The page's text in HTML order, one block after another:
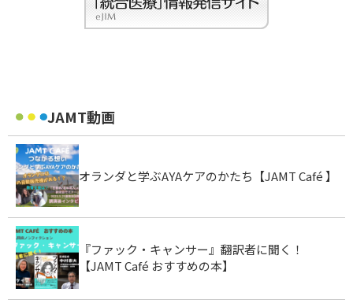
JAMT動画
オランダと学ぶAYAケアのかたち【JAMT Café 】
『ファック・キャンサー』翻訳者に聞く！
【JAMT Café おすすめの本】